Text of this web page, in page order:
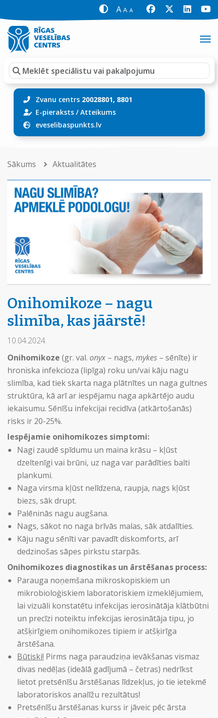
A A A
Zvanu centrs 20028801, 8801
E-pieraksts/Atteikums
eveselibaspunkts.lv
Sākums Aktualitātes
Onihomikoze – nagu
slimība, kas jāārstē!
10.04.2024.
Onihomikoze (gr. val. onyx – nags, mykes – sēnīte) ir
hroniska infekcioza (lipīga) roku un/vai kāju nagu
slimība, kad tiek skarta naga plātnītes un naga gultnes
struktūra, kā arī ar iespējamu naga apkārtējo audu
iekaisumu. Sēnīšu infekcijai recidīva (atkārtošanās)
risks ir 20-25%.
Iespējamie onihomikozes simptomi:
Nagi zaudē spīdumu un maina krāsu – kļūst
dzeltenīgi vai brūni, uz naga var parādīties balti
plankumi.
Naga virsma kļūst nelīdzena, raupja, nags kļūst
biezs, sāk drupt.
Palēninās nagu augšana.
Nags, sākot no naga brīvās malas, sāk atdalīties.
Kāju nagu sēnīti var pavadīt diskomforts, arī
dedzinošas sāpes pirkstu starpās.
Onihomikozes diagnostikas un ārstēšanas process:
Parauga noņemšana mikroskopiskiem un
mikrobioloģiskiem laboratoriskiem izmeklējumiem,
lai vizuāli konstatētu infekcijas ierosinātāja klātbūtni
un precīzi noteiktu infekcijas ierosinātāja tipu, jo
atšķirīgiem onihomikozes tipiem ir atšķirīga
ārstēšana.
Būtiski! Pirms naga paraudziņa ievākšanas vismaz
divas nedēļas (ideālā gadījumā – četras) nedrīkst
lietot pretsēnīšu ārstēšanas līdzekļus, jo tie ietekmē
laboratoriskos analīžu rezultātus!
Pretsēnīšu ārstēšanas kurss ir jāveic pēc ārsta